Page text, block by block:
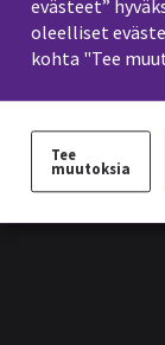
puhelin:
sähköposti:
evästeet”
oleelliset
kohta "Tee
Tee
muutoksia